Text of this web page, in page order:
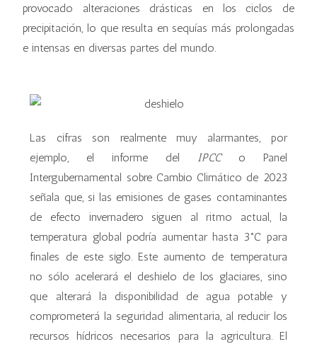
provocado alteraciones drásticas en los ciclos de
precipitación, lo que resulta en sequías más prolongadas
e intensas en diversas partes del mundo.
Las cifras son realmente muy alarmantes, por
ejemplo, el informe del
IPCCo Panel
Intergubernamental sobre Cambio Climático de 2023
señala que, si las emisiones de gases contaminantes
de efecto invernadero siguen al ritmo actual, la
temperatura global podría aumentar hasta 3°C para
finales de este siglo. Este aumento de temperatura
no sólo acelerará el deshielo de los glaciares, sino
que alterará la disponibilidad de agua potable y
comprometerá la seguridad alimentaria, al reducir los
recursos hídricos necesarios para la agricultura. El